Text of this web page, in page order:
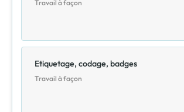
Travail à façon
Etiquetage, codage, badges
Travail à façon